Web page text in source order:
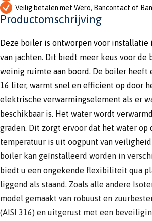
Veilig betalen met Wero, Bancontact of
Productomschrijving
Deze boiler is ontworpen voor
van jachten. Dit biedt meer keus voor de
weinig ruimte aan boord. De boiler heeft
16 liter, warmt snel en efficient op door
elektrische verwarmingselement als er
beschikbaar is. Het water wordt
graden. Dit zorgt ervoor dat het water op
temperatuur is uit oogpunt van veiligheid
boiler kan geïnstalleerd worden in
biedt u een ongekende flexibiliteit qua
liggend als staand. Zoals alle andere
model gemaakt van robuust en
(AISI 316) en uitgerust met een